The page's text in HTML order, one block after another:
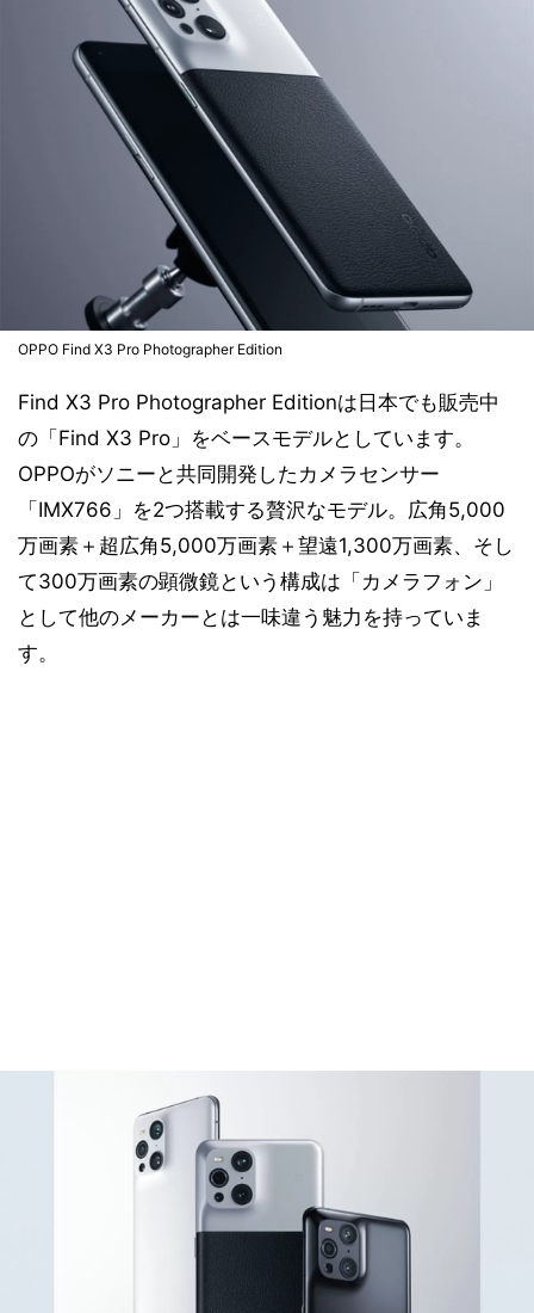
OPPO Find X3 Pro Photographer Edition
Find X3 Pro Photographer Editionは日本でも販売中
の「Find X3 Pro」をベースモデルとしています。
OPPOがソニーと共同開発したカメラセンサー
「IMX766」を2つ搭載する贅沢なモデル。広角5,000
万画素＋超広角5,000万画素＋望遠1,300万画素、そし
て300万画素の顕微鏡という構成は「カメラフォン」
として他のメーカーとは一味違う魅力を持っていま
す。